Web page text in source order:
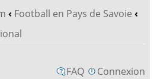
‹ Football en Pays de Savoie ‹
FAQ Connexion